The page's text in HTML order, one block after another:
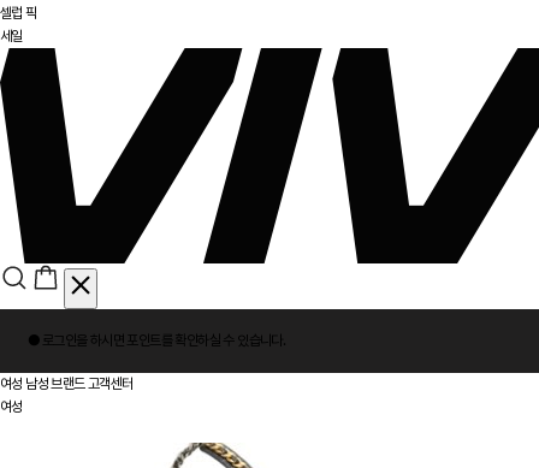
셀럽 픽
세일
그
인
● 로그인을 하시면 포인트 를 확인하실 수 있습니다.
여성 남성 브랜드 고객센터
여성